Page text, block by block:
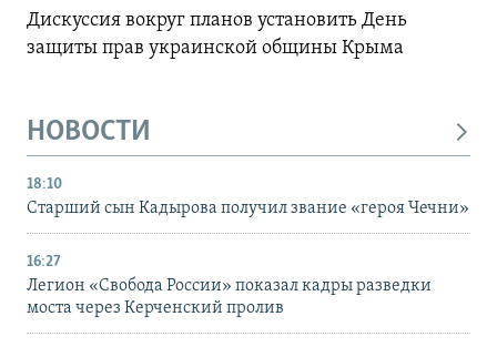
Дискуссия вокруг планов установить День
защиты прав украинской общины Крыма
НОВОСТИ
18:10
Старший сын Кадырова получил звание «героя Чечни»
16:27
Легион «Свобода России» показал кадры разведки
моста через Керченский пролив